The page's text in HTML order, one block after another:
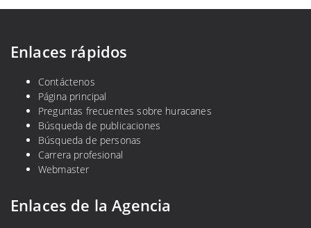
Enlaces rápidos
Contáctenos
Página principal
Preguntas frecuentes sobre huracanes
Búsqueda de publicaciones
Búsqueda de personas
Carrera profesional
Webmaster
Enlaces de la Agencia